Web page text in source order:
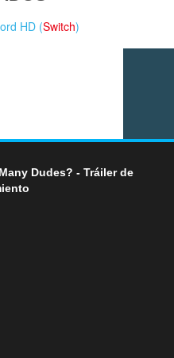
HD (Switch)
Dudes? - Tráiler de